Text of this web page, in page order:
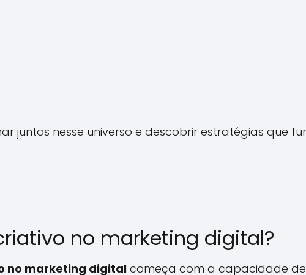
juntos nesse universo e descobrir estratégias que
no marketing digital?
no marketing digital começa com a capacidade